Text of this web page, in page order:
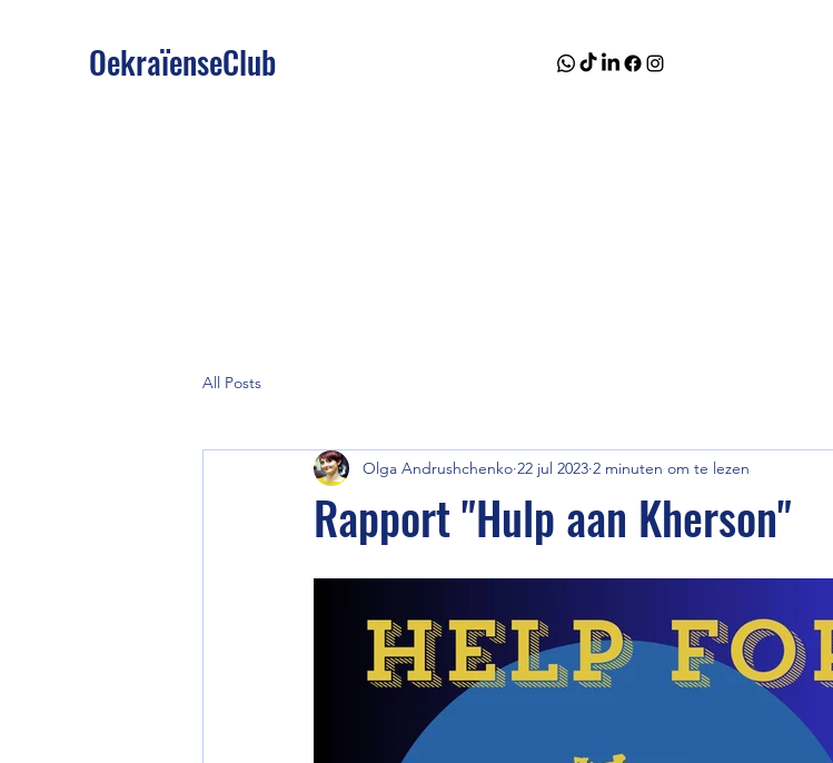
OekraïenseClub
All Posts
Rapport "Hulp aan Kherson"
Olga Andrushchenko 22 jul 2023 2 minuten om te lezen